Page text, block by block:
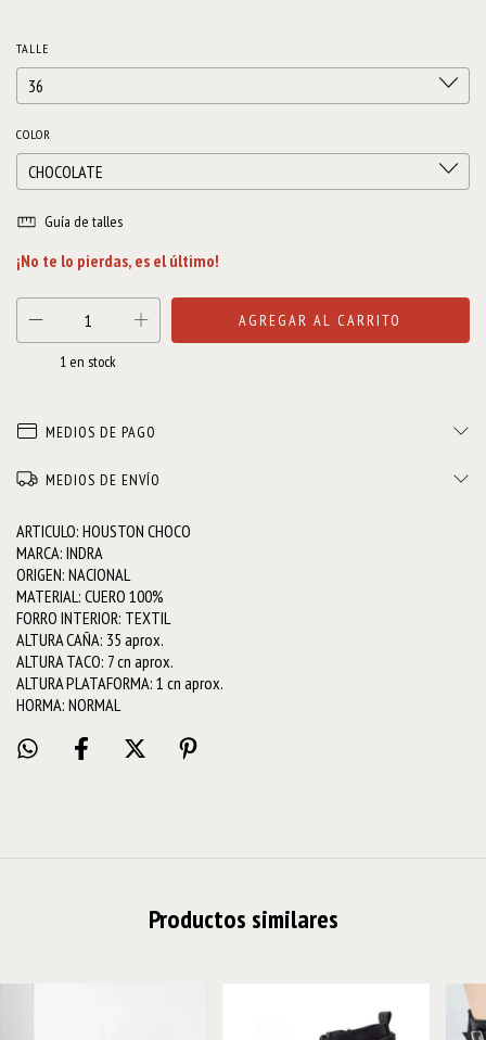
TALLE
COLOR
Guía de talles
¡No te lo pierdas, es el último!
1 en stock
MEDIOS DE PAGO
MEDIOS DE ENVÍO
ARTICULO: HOUSTON CHOCO
MARCA: INDRA
ORIGEN: NACIONAL
MATERIAL: CUERO 100%
FORRO INTERIOR: TEXTIL
ALTURA CAÑA: 35 aprox.
ALTURA TACO: 7 cn aprox.
ALTURA PLATAFORMA: 1 cn aprox.
HORMA: NORMAL
Productos similares